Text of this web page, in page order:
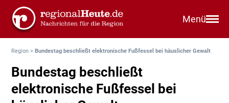
Menü
Region >Bundestag beschließt elektronische Fußfessel bei häuslicher Gewalt
Bundestag beschließt
elektronische Fußfessel bei